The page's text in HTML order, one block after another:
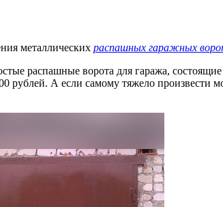
металлических распашных гаражных
распашные ворота для гаража,
рублей. А если самому тяжело произвести